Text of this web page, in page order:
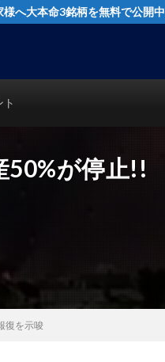
へ大本命3銘柄を無料で公開中
50%が停止!!
復を示唆